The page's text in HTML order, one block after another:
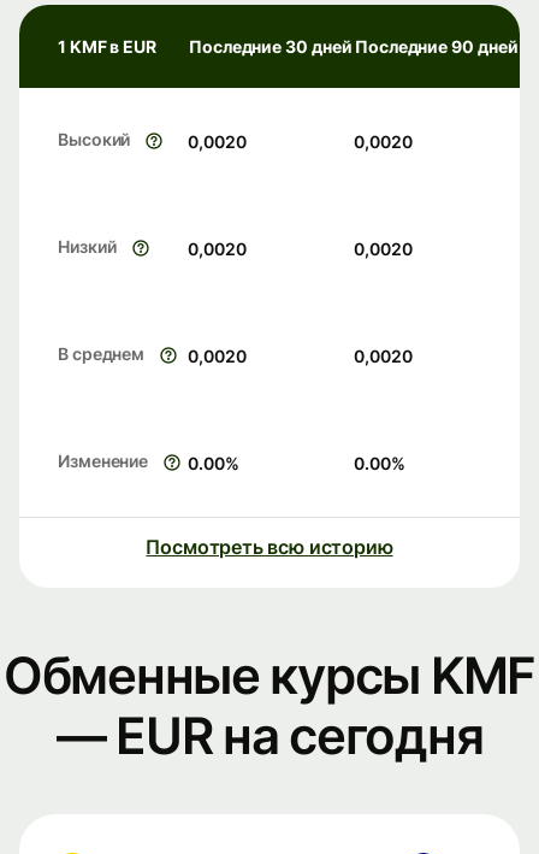
1 KMF в EUR Последние 30 дней Последние 90 дней
Высокий 0,0020 0,0020
Низкий 0,0020 0,0020
В среднем 0,0020 0,0020
Изменение 0.00% 0.00%
Посмотреть всю историю
Обменные курсы KMF
— EUR на сегодня